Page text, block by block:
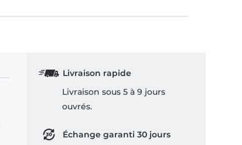
Livraison rapide
Livraison sous 5 à 9 jours
ouvrés.
Échange garanti 30 jours